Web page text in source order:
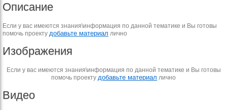
Описание
Если у вас имеются знания\информация по данной тематике и Вы готовы
помочь проекту добавьте материал лично
Изображения
Если у вас имеются знания\информация по данной тематике и Вы готовы
помочь проекту добавьте материал лично
Видео